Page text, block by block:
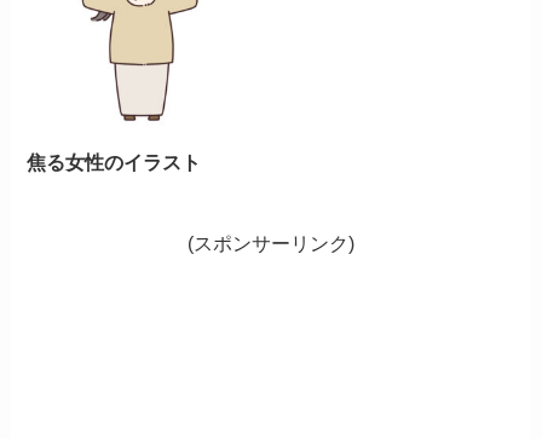
焦る女性のイラスト
(スポンサーリンク)